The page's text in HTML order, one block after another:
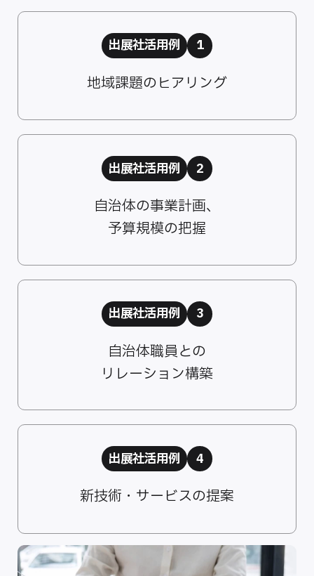
出展社活用例 1
地域課題のヒアリング
出展社活用例 2
自治体の事業計画、
予算規模の把握
出展社活用例 3
自治体職員との
リレーション構築
出展社活用例 4
新技術・サービスの提案